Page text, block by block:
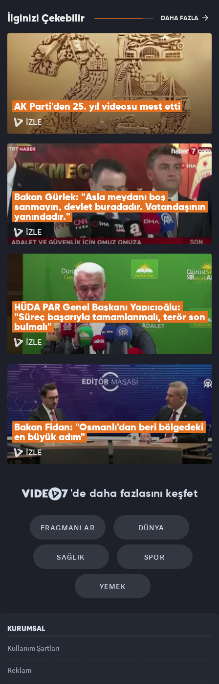
İlginizi Çekebilir DAHA FAZLA
AK Parti'den 25. yıl videosu mest etti
İZLE
Bakan Gürlek: "Asla meydanı boş
sanmayın, devlet buradadır. Vatandaşının
yanındadır."
İZLE
HÜDA PAR Genel Başkanı Yapıcıoğlu:
"Süreç başarıyla tamamlanmalı, terör son
bulmalı"
İZLE
Bakan Fidan: "Osmanlı'dan beri bölgedeki
en büyük adım"
İZLE
'de daha fazlasını keşfet
FRAGMANLAR DÜNYA
SAĞLIK SPOR
YEMEK
KURUMSAL
Kullanım Şartları
Reklam